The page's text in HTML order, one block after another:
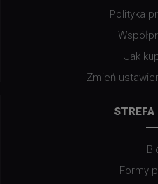
Polityka
Jak
Zmień
Formy